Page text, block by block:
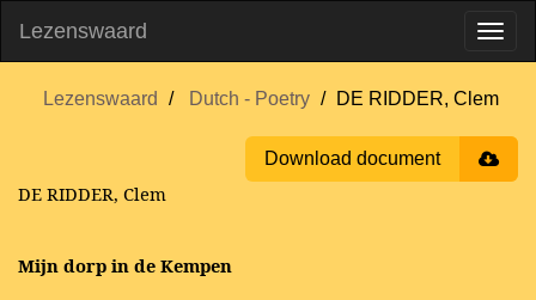
Lezenswaard
Lezenswaard Dutch - Poetry DE RIDDER, Clem
Download document
DE RIDDER, Clem
Mijn dorp in de Kempen